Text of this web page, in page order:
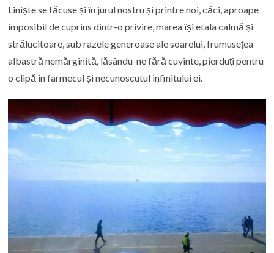
Liniște se făcuse și în jurul nostru și printre noi, căci, aproape
imposibil de cuprins dintr-o privire, marea își etala calmă și
strălucitoare, sub razele generoase ale soarelui, frumusețea
albastră nemărginită, lăsându-ne fără cuvinte, pierduți pentru
o clipă în farmecul și necunoscutul infinitului ei.